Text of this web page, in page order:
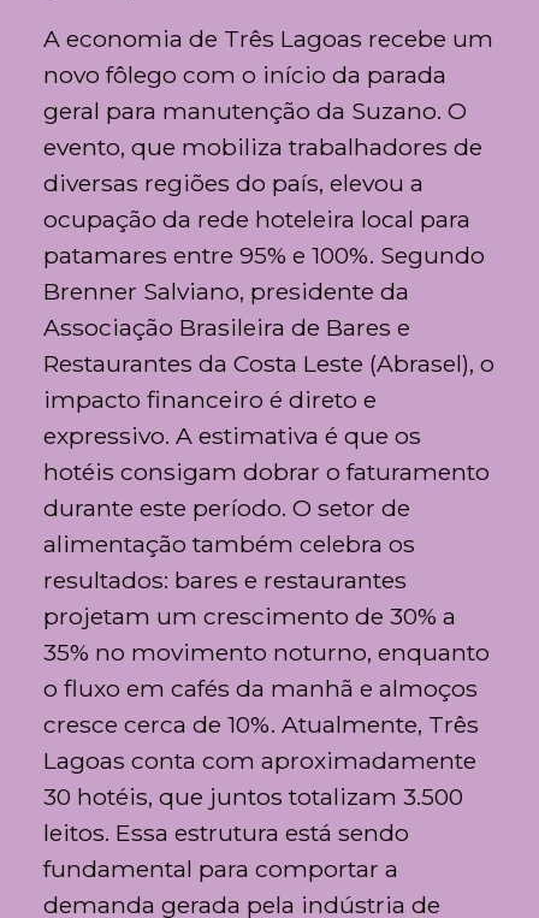
A economia de Três Lagoas recebe um
novo fôlego com o início da parada
geral para manutenção da Suzano. O
evento, que mobiliza trabalhadores de
diversas regiões do país, elevou a
ocupação da rede hoteleira local para
patamares entre 95% e 100%. Segundo
Brenner Salviano, presidente da
Associação Brasileira de Bares e
Restaurantes da Costa Leste (Abrasel), o
impacto financeiro é direto e
expressivo. A estimativa é que os
hotéis consigam dobrar o faturamento
durante este período. O setor de
alimentação também celebra os
resultados: bares e restaurantes
projetam um crescimento de 30% a
35% no movimento noturno, enquanto
o fluxo em cafés da manhã e almoços
cresce cerca de 10%. Atualmente, Três
Lagoas conta com aproximadamente
30 hotéis, que juntos totalizam 3.500
leitos. Essa estrutura está sendo
fundamental para comportar a
demanda gerada pela indústria de